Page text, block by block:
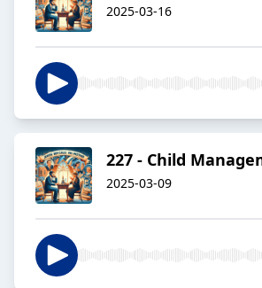
2025-03-16
227 - Child
2025-03-09